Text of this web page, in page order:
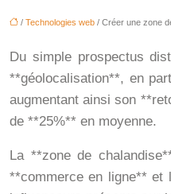
/ Technologies web / Créer une zone
Du simple prospectus
**géolocalisation**, en
augmentant ainsi son
de **25%** en moyenne.
La **zone de
**commerce en ligne** et